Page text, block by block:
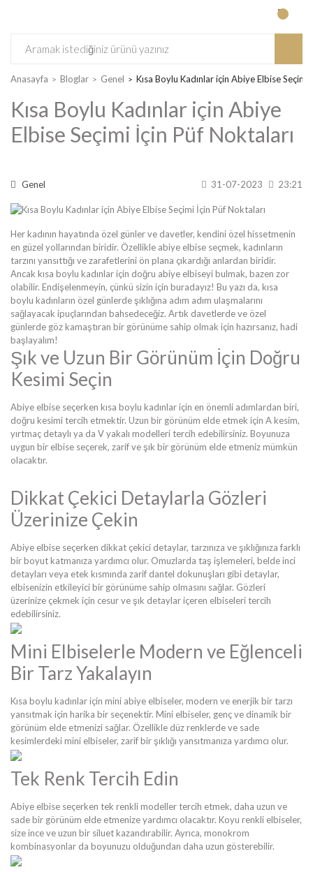
Anasayfa Bloglar Genel Kısa Boylu Kadınlar için Abiye Elbise
Kısa Boylu Kadınlar için Abiye
Elbise Seçimi İçin Püf Noktaları
Genel 31-07-2023 23:21
Her kadının hayatında özel günler ve davetler, kendini özel hissetmenin
en güzel yollarından biridir. Özellikle abiye elbise seçmek, kadınların
tarzını yansıttığı ve zarafetlerini ön plana çıkardığı anlardan biridir.
Ancak kısa boylu kadınlar için doğru abiye elbiseyi bulmak, bazen zor
olabilir. Endişelenmeyin, çünkü sizin için buradayız! Bu yazı da, kısa
boylu kadınların özel günlerde şıklığına adım adım ulaşmalarını
sağlayacak ipuçlarından bahsedeceğiz. Artık davetlerde ve özel
günlerde göz kamaştıran bir görünüme sahip olmak için hazırsanız, hadi
başlayalım!
Şık ve Uzun Bir Görünüm İçin Doğru
Kesimi Seçin
Abiye elbise seçerken kısa boylu kadınlar için en önemli adımlardan biri,
doğru kesimi tercih etmektir. Uzun bir görünüm elde etmek için A kesim,
yırtmaç detaylı ya da V yakalı modelleri tercih edebilirsiniz. Boyunuza
uygun bir elbise seçerek, zarif ve şık bir görünüm elde etmeniz mümkün
olacaktır.
Dikkat Çekici Detaylarla Gözleri
Üzerinize Çekin
Abiye elbise seçerken dikkat çekici detaylar, tarzınıza ve şıklığınıza farklı
bir boyut katmanıza yardımcı olur. Omuzlarda taş işlemeleri, belde inci
detayları veya etek kısmında zarif dantel dokunuşları gibi detaylar,
elbisenizin etkileyici bir görünüme sahip olmasını sağlar. Gözleri
üzerinize çekmek için cesur ve şık detaylar içeren elbiseleri tercih
edebilirsiniz.
Mini Elbiselerle Modern ve Eğlenceli
Bir Tarz Yakalayın
Kısa boylu kadınlar için mini abiye elbiseler, modern ve enerjik bir tarzı
yansıtmak için harika bir seçenektir. Mini elbiseler, genç ve dinamik bir
görünüm elde etmenizi sağlar. Özellikle düz renklerde ve sade
kesimlerdeki mini elbiseler, zarif bir şıklığı yansıtmanıza yardımcı olur.
Tek Renk Tercih Edin
Abiye elbise seçerken tek renkli modeller tercih etmek, daha uzun ve
sade bir görünüm elde etmenize yardımcı olacaktır. Koyu renkli elbiseler,
size ince ve uzun bir siluet kazandırabilir. Ayrıca, monokrom
kombinasyonlar da boyunuzu olduğundan daha uzun gösterebilir.